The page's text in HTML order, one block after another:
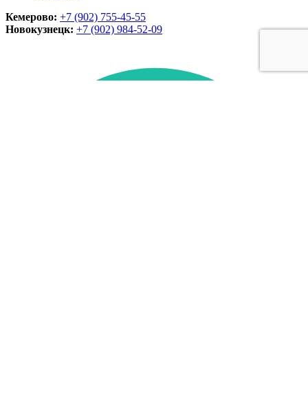
Кемерово: +7 (902) 755-45-55
Новокузнецк: +7 (902) 984-52-09